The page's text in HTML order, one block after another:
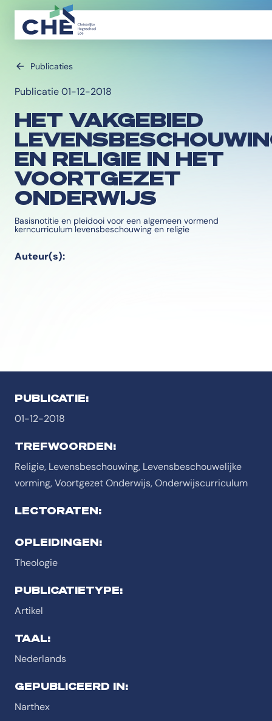
Publicaties
Publicatie 01-12-2018
HET VAKGEBIED
EN RELIGIE IN HET
VOORTGEZET
ONDERWIJS
Basisnotitie en pleidooi voor een algemeen vormend
kerncurriculum levensbeschouwing en religie
Auteur(s):
PUBLICATIE:
01-12-2018
TREFWOORDEN:
Religie, Levensbeschouwing, Levensbeschouwelijke
vorming, Voortgezet Onderwijs, Onderwijscurriculum
LECTORATEN:
OPLEIDINGEN:
Theologie
PUBLICATIETYPE:
Artikel
TAAL:
Nederlands
GEPUBLICEERD IN:
Narthex